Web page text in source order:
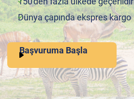
Dünya çapında ekspres kargo
Başvuruma Başla